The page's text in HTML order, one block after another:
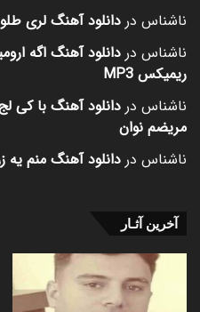
ناشناس در دانلود آهنگ لری
ناشناس در دانلود آهنگ اگه
ریمیکس MP3
ناشناس در دانلود آهنگ با کی
مریضم نوان
ناشناس در دانلود آهنگ منم یه
آخرین آثـار